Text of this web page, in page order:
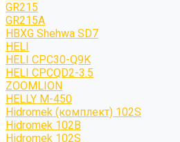
GR215
GR215A
HBXG Shehwa SD7
HELI
HELI CPC30-Q9K
HELI CPCQD2-3.5
ZOOMLION
HELLY M-450
Hidromek (комплект) 102S
Hidromek 102B
Hidromek 102S